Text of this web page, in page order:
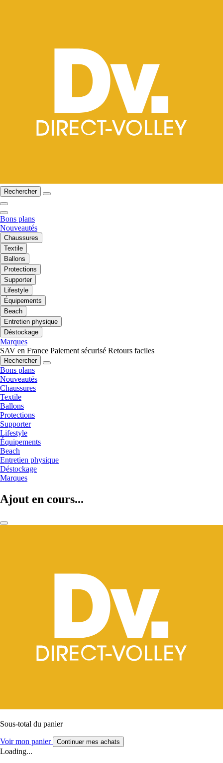
Rechercher
Bons plans
Nouveautés
Chaussures
Textile
Ballons
Protections
Supporter
Lifestyle
Équipements
Beach
Entretien physique
Déstockage
Marques
SAV en France Paiement sécurisé Retours faciles
Rechercher
Bons plans
Nouveautés
Chaussures
Textile
Ballons
Protections
Supporter
Lifestyle
Équipements
Beach
Entretien physique
Déstockage
Marques
Ajout en cours...
Sous-total du panier
Voir mon panier Continuer mes achats
Loading...